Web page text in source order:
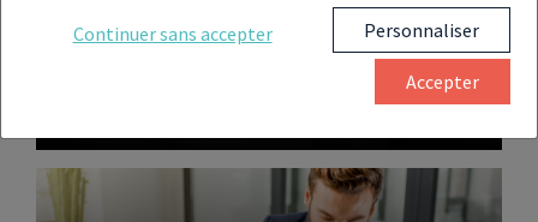
FRAIS BANCAIRES PLAFONNÉS, CLIENTS
Lire l'article
Continuer sans accepter Personnaliser
Accepter